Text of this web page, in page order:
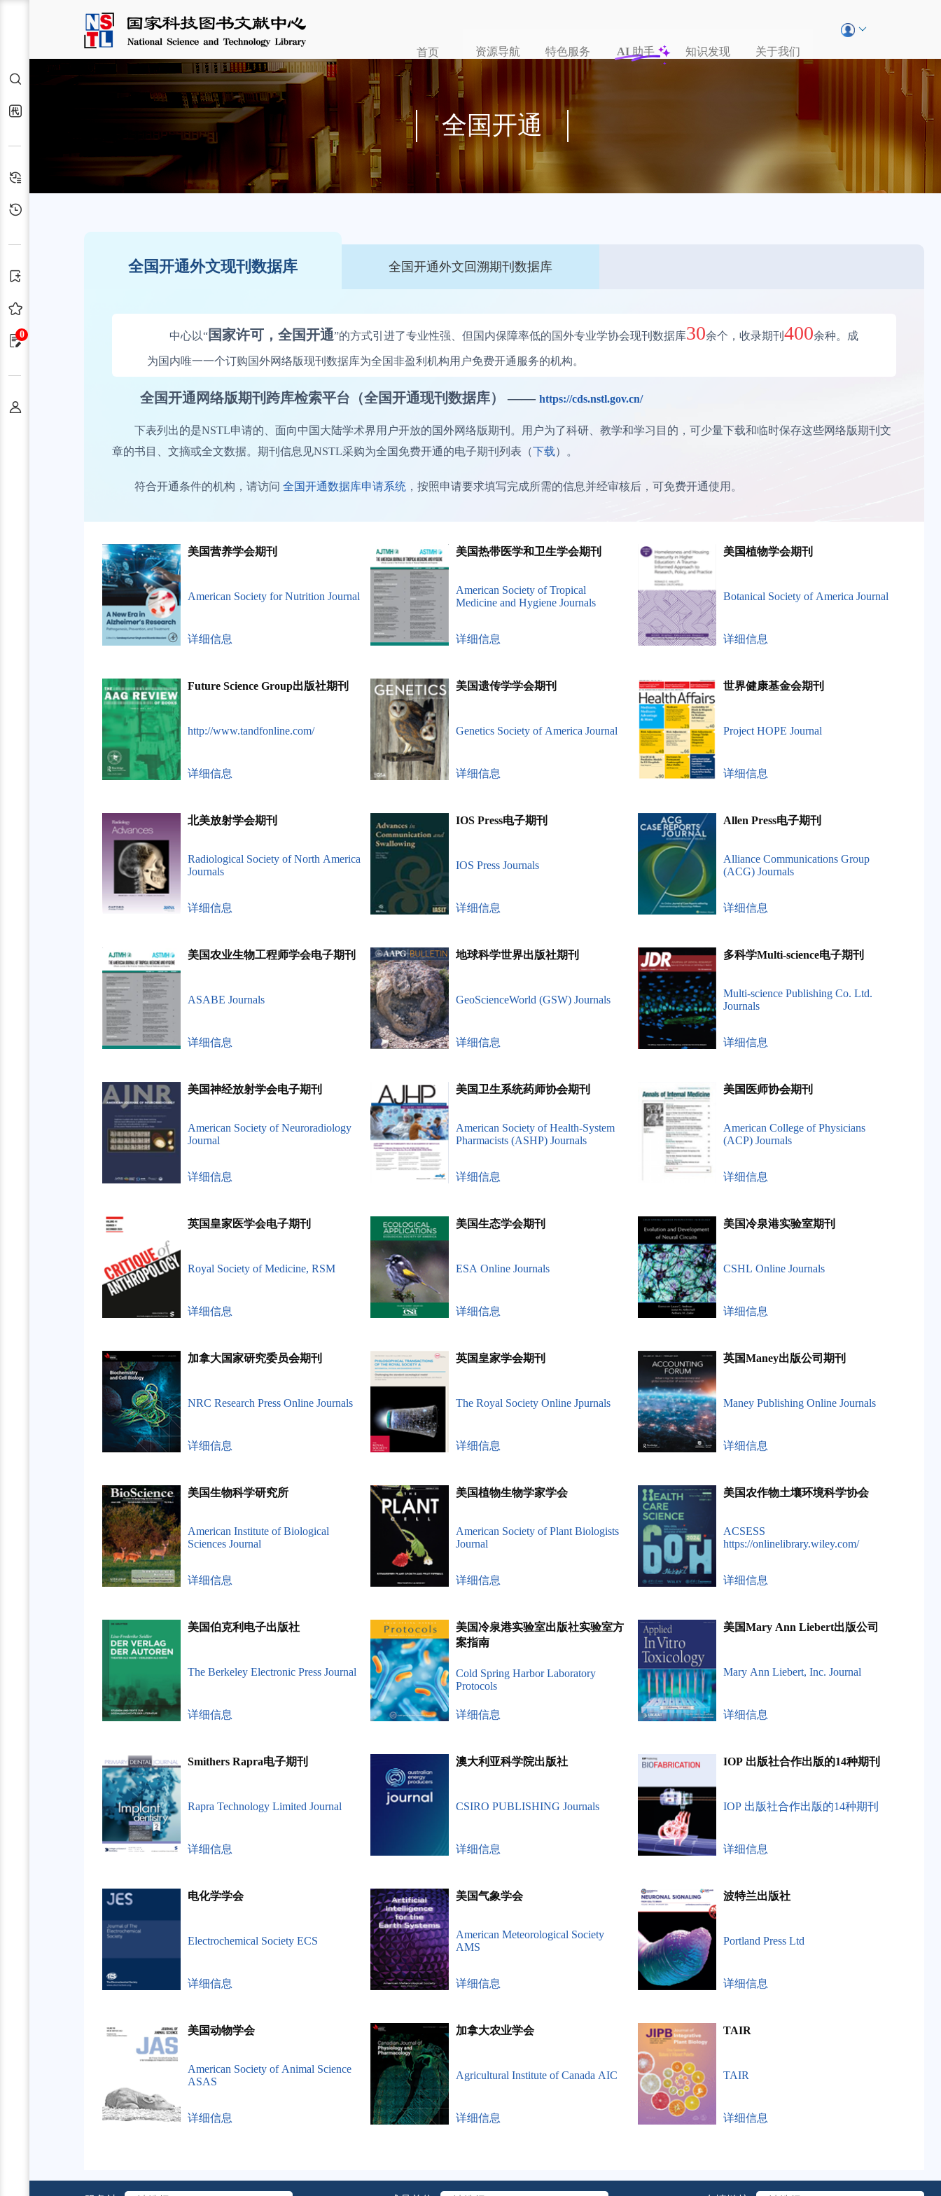
交通运输服务站
首页 资源导航 特色服务 AI 助手 知识发现 关于我们
0
全国开通
全国开通外文现刊数据库 全国开通外文回溯期刊数据库
中心以“ 国家许可，全国开通”的方式引进了专业性强、但国内保障率低的国外专业学协会现刊数据库30余个，收录期刊 400余种。成
为国内唯一一个订购国外网络版现刊数据库为全国非盈利机构用户免费开通服务的机构。
全国开通网络版期刊跨库检索平台（全国开通现刊数据库） —— https://cds.nstl.gov.cn/
下表列出的是NSTL申请的、面向中国大陆学术界用户开放的国外网络版期刊。用户为了科研、教学和学习目的，可少量下载和临时保存这些网络版期刊文
章的书目、文摘或全文数据。期刊信息见NSTL采购为全国免费开通的电子期刊列表（下载）。
符合开通条件的机构，请访问 全国开通数据库申请系统 ，按照申请要求填写完成所需的信息并经审核后，可免费开通使用。
美国营养学会期刊
American Society for Nutrition Journal
详细信息
美国热带医学和卫生学会期刊
American Society of Tropical
Medicine and Hygiene Journals
详细信息
美国植物学会期刊
Botanical Society of America Journal
详细信息
Future Science Group出版社期刊
http://www.tandfonline.com/
详细信息
美国遗传学学会期刊
Genetics Society of America Journal
详细信息
世界健康基金会期刊
Project HOPE Journal
详细信息
北美放射学会期刊
Radiological Society of North America
Journals
详细信息
IOS Press电子期刊
IOS Press Journals
详细信息
Allen Press电子期刊
Alliance Communications Group
(ACG) Journals
详细信息
美国农业生物工程师学会电子期刊
ASABE Journals
详细信息
地球科学世界出版社期刊
GeoScienceWorld (GSW) Journals
详细信息
多科学Multi-science电子期刊
Multi-science Publishing Co. Ltd.
Journals
详细信息
美国神经放射学会电子期刊
American Society of Neuroradiology
Journal
详细信息
美国卫生系统药师协会期刊
American Society of Health-System
Pharmacists (ASHP) Journals
详细信息
美国医师协会期刊
American College of Physicians
(ACP) Journals
详细信息
英国皇家医学会电子期刊
Royal Society of Medicine, RSM
详细信息
美国生态学会期刊
ESA Online Journals
详细信息
美国冷泉港实验室期刊
CSHL Online Journals
详细信息
加拿大国家研究委员会期刊
NRC Research Press Online Journals
详细信息
英国皇家学会期刊
The Royal Society Online Jpurnals
详细信息
英国Maney出版公司期刊
Maney Publishing Online Journals
详细信息
美国生物科学研究所
American Institute of Biological
Sciences Journal
详细信息
美国植物生物学家学会
American Society of Plant Biologists
Journal
详细信息
美国农作物土壤环境科学协会
ACSESS
https://onlinelibrary.wiley.com/
详细信息
美国伯克利电子出版社
The Berkeley Electronic Press Journal
详细信息
美国冷泉港实验室出版社实验室方
案指南
Cold Spring Harbor Laboratory
Protocols
详细信息
美国Mary Ann Liebert出版公司
Mary Ann Liebert, Inc. Journal
详细信息
Smithers Rapra电子期刊
Rapra Technology Limited Journal
详细信息
澳大利亚科学院出版社
CSIRO PUBLISHING Journals
详细信息
IOP 出版社合作出版的14种期刊
IOP 出版社合作出版的14种期刊
详细信息
电化学学会
Electrochemical Society ECS
详细信息
美国气象学会
American Meteorological Society
AMS
详细信息
波特兰出版社
Portland Press Ltd
详细信息
美国动物学会
American Society of Animal Science
ASAS
详细信息
加拿大农业学会
Agricultural Institute of Canada AIC
详细信息
TAIR
TAIR
详细信息